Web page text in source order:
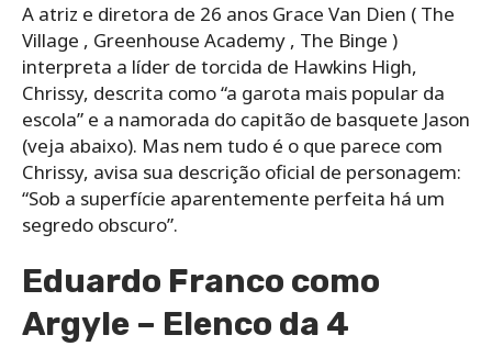
A atriz e diretora de 26 anos Grace Van Dien ( The
Village , Greenhouse Academy , The Binge )
interpreta a líder de torcida de Hawkins High,
Chrissy, descrita como “a garota mais popular da
escola” e a namorada do capitão de basquete Jason
(veja abaixo). Mas nem tudo é o que parece com
Chrissy, avisa sua descrição oficial de personagem:
“Sob a superfície aparentemente perfeita há um
segredo obscuro”.
Eduardo Franco como
Argyle – Elenco da 4